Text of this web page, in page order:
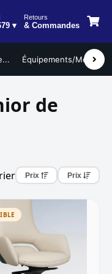
▾
Retours
& Commandes
Équipements/Mobilier
de
Prix Prix